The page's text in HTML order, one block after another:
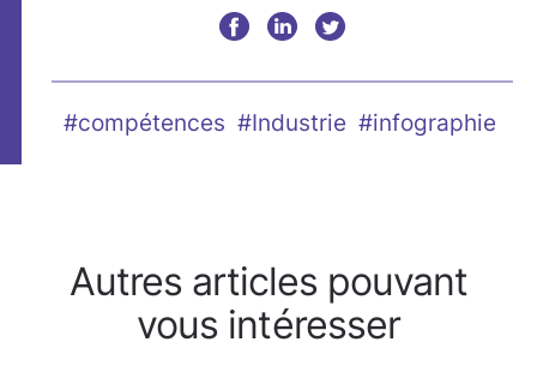
#compétences #Industrie #infographie
Autres articles pouvant
vous intéresser